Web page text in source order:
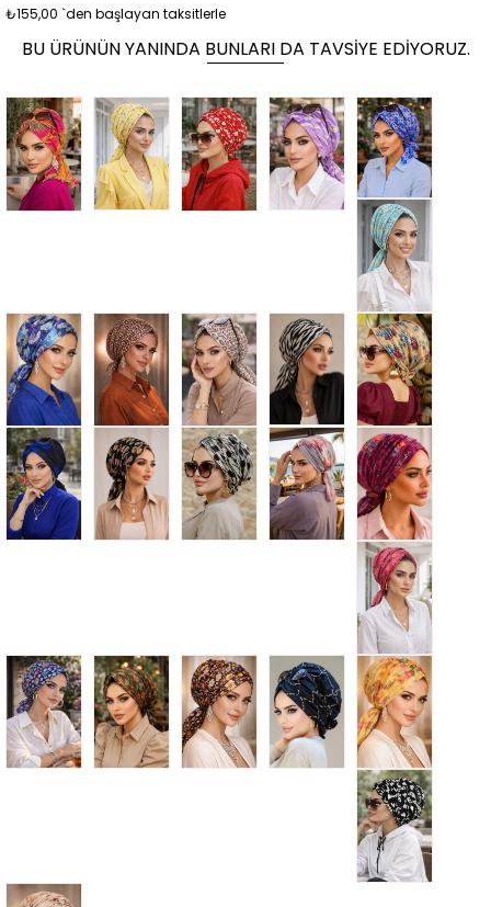
₺155,00 `den başlayan taksitlerle
BU ÜRÜNÜN YANINDA BUNLARI DA TAVSIYE EDIYORUZ.